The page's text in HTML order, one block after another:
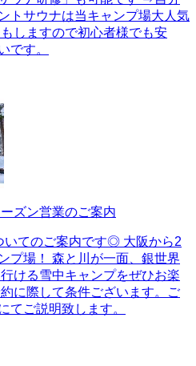
トサウナは当キャンプ場大人気
しますので初心者様でも安
です。
ズン営業のご案内
いてのご案内です◎ 大阪から2
プ場！ 森と川が一面、銀世界
ける雪中キャンプをぜひお楽
に際して条件ございます。ご
てご説明致します。